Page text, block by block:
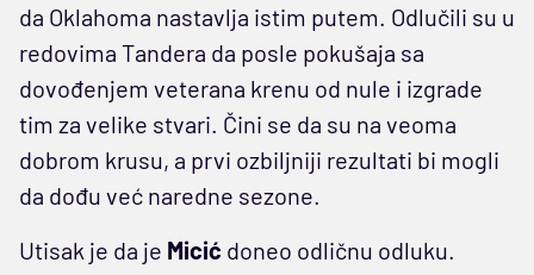
da Oklahoma nastavlja istim putem. Odlučili su u
redovima Tandera da posle pokušaja sa
dovođenjem veterana krenu od nule i izgrade
tim za velike stvari. Čini se da su na veoma
dobrom krusu, a prvi ozbiljniji rezultati bi mogli
da dođu već naredne sezone.
Utisak je da je Micić doneo odličnu odluku.